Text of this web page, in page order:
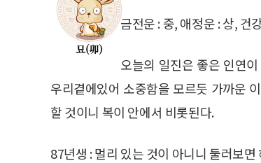
금전운 : 중, 애정운 : 상, 건
오늘의 일진은 좋은 인연
우리곁에있어 소중함을 모르듯 가까운
할 것이니 복이 안에서 비롯된다.
87년생 : 멀리 있는 것이 아니니 둘러보면